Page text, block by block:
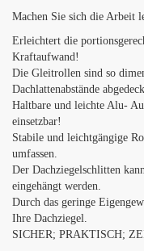
Machen Sie sich die Arbeit
Erleichtert die
Kraftaufwand!
Die Gleitrollen sind so
Dachlattenabstände
Haltbare und leichte Alu-
einsetzbar!
Stabile und leichtgängige
umfassen.
Der Dachziegelschlitten
eingehängt werden.
Durch das geringe
Ihre Dachziegel.
SICHER; PRAKTISCH;